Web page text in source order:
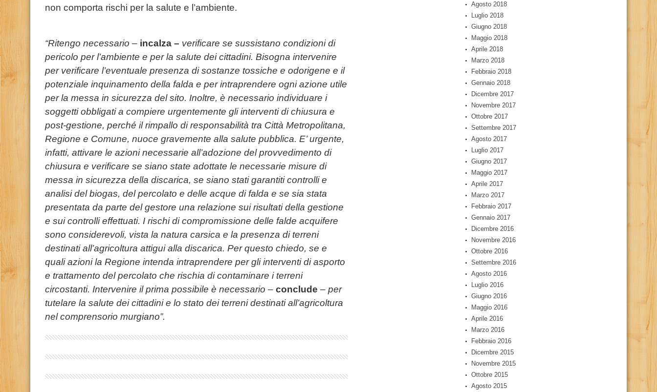
non comporta rischi per la salute e l’ambiente.
“Ritengo necessario – incalza – verificare se sussistano condizioni di
pericolo per l’ambiente e per la salute dei cittadini. Bisogna intervenire
per verificare l’eventuale presenza di sostanze tossiche e odorigene e il
potenziale inquinamento della falda e per intraprendere ogni azione utile
per la messa in sicurezza del sito. Inoltre, è necessario individuare i
soggetti obbligati a compiere urgentemente gli interventi di chiusura e
post-gestione, perché il rimpallo di responsabilità tra Città Metropolitana,
Regione e Comune, nuoce gravemente alla salute pubblica. E’ urgente,
infatti, attivare le azioni necessarie all’adozione del provvedimento di
chiusura e verificare se siano state adottate le necessarie misure di
messa in sicurezza della discarica, se siano stati garantiti controlli e
analisi del biogas, del percolato e delle acque di falda e se sia stata
presentata da parte del gestore una relazione sui risultati della gestione
e sui controlli effettuati. I rischi di compromissione delle falde acquifere
sono considerevoli, vista la natura carsica e la presenza di terreni
destinati all’agricoltura attigui alla discarica. Per questo chiedo, se e
quali azioni la Regione intenda intraprendere per gli interventi di asporto
e trattamento del percolato che rischia di contaminare i terreni
circostanti. Intervenire il prima possibile è necessario – conclude – per
tutelare la salute dei cittadini e lo stato dei terreni destinati all’agricoltura
nel comprensorio murgiano”.
Agosto 2018
Luglio 2018
Giugno 2018
Maggio 2018
Aprile 2018
Marzo 2018
Febbraio 2018
Gennaio 2018
Dicembre 2017
Novembre 2017
Ottobre 2017
Settembre 2017
Agosto 2017
Luglio 2017
Giugno 2017
Maggio 2017
Aprile 2017
Marzo 2017
Febbraio 2017
Gennaio 2017
Dicembre 2016
Novembre 2016
Ottobre 2016
Settembre 2016
Agosto 2016
Luglio 2016
Giugno 2016
Maggio 2016
Aprile 2016
Marzo 2016
Febbraio 2016
Dicembre 2015
Novembre 2015
Ottobre 2015
Agosto 2015